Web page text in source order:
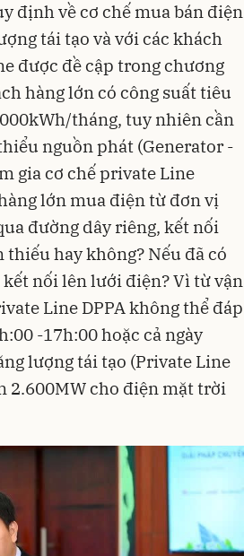
định về cơ chế mua bán điện
tái tạo và với các khách
được đề cập trong chương
hàng lớn có công suất tiêu
tháng, tuy nhiên cần
nguồn phát (Generator -
gia cơ chế private Line
lớn mua điện từ đơn vị
đường dây riêng, kết nối
hay không? Nếu đã có
nối lên lưới điện? Vì từ vận
Line DPPA không thể đáp
-17h:00 hoặc cả ngày
lượng tái tạo (Private Line
2.600MW cho điện mặt trời